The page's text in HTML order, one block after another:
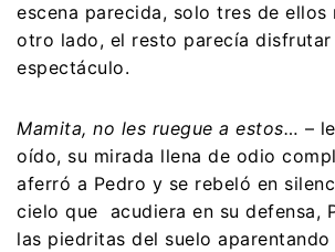
escena parecida, solo tres de ellos
otro lado, el resto parecía
espectáculo.
Mamita, no les ruegue a estos… –
oído, su mirada llena de odio
aferró a Pedro y se rebeló en
cielo que acudiera en su defensa,
las piedritas del suelo